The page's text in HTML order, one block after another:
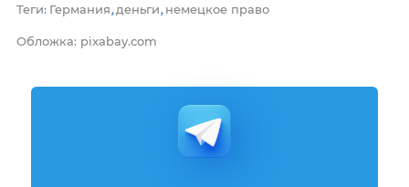
Теги: Германия, деньги, немецкое право
Обложка: pixabay.com